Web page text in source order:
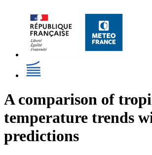
A comparison of
temperature trends
predictions